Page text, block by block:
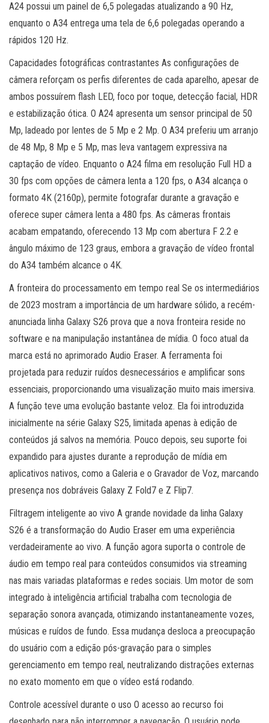
A24 possui um painel de 6,5 polegadas atualizando a 90 Hz,
enquanto o A34 entrega uma tela de 6,6 polegadas operando a
rápidos 120 Hz.
Capacidades fotográficas contrastantes As configurações de
câmera reforçam os perfis diferentes de cada aparelho, apesar de
ambos possuírem flash LED, foco por toque, detecção facial, HDR
e estabilização ótica. O A24 apresenta um sensor principal de 50
Mp, ladeado por lentes de 5 Mp e 2 Mp. O A34 preferiu um arranjo
de 48 Mp, 8 Mp e 5 Mp, mas leva vantagem expressiva na
captação de vídeo. Enquanto o A24 filma em resolução Full HD a
30 fps com opções de câmera lenta a 120 fps, o A34 alcança o
formato 4K (2160p), permite fotografar durante a gravação e
oferece super câmera lenta a 480 fps. As câmeras frontais
acabam empatando, oferecendo 13 Mp com abertura F 2.2 e
ângulo máximo de 123 graus, embora a gravação de vídeo frontal
do A34 também alcance o 4K.
A fronteira do processamento em tempo real Se os intermediários
de 2023 mostram a importância de um hardware sólido, a recém-
anunciada linha Galaxy S26 prova que a nova fronteira reside no
software e na manipulação instantânea de mídia. O foco atual da
marca está no aprimorado Audio Eraser. A ferramenta foi
projetada para reduzir ruídos desnecessários e amplificar sons
essenciais, proporcionando uma visualização muito mais imersiva.
A função teve uma evolução bastante veloz. Ela foi introduzida
inicialmente na série Galaxy S25, limitada apenas à edição de
conteúdos já salvos na memória. Pouco depois, seu suporte foi
expandido para ajustes durante a reprodução de mídia em
aplicativos nativos, como a Galeria e o Gravador de Voz, marcando
presença nos dobráveis Galaxy Z Fold7 e Z Flip7.
Filtragem inteligente ao vivo A grande novidade da linha Galaxy
S26 é a transformação do Audio Eraser em uma experiência
verdadeiramente ao vivo. A função agora suporta o controle de
áudio em tempo real para conteúdos consumidos via streaming
nas mais variadas plataformas e redes sociais. Um motor de som
integrado à inteligência artificial trabalha com tecnologia de
separação sonora avançada, otimizando instantaneamente vozes,
músicas e ruídos de fundo. Essa mudança desloca a preocupação
do usuário com a edição pós-gravação para o simples
gerenciamento em tempo real, neutralizando distrações externas
no exato momento em que o vídeo está rodando.
Controle acessível durante o uso O acesso ao recurso foi